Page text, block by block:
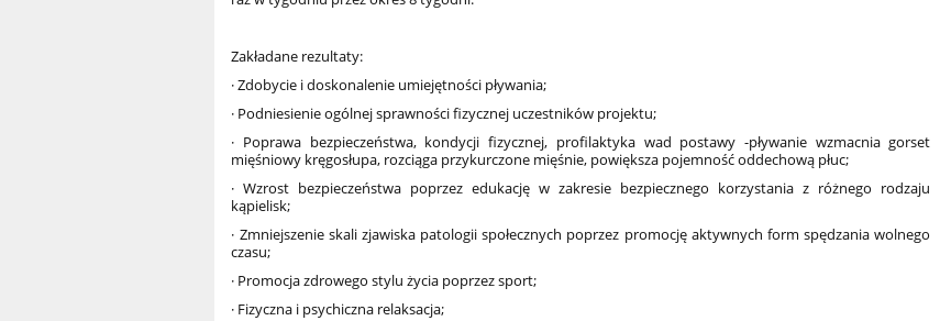
Zakładane rezultaty:
· Zdobycie i doskonalenie umiejętności pływania;
· Podniesienie ogólnej sprawności fizycznej uczestników projektu;
· Poprawa bezpieczeństwa, kondycji fizycznej, profilaktyka wad postawy -pływanie wzmacnia gorset
mięśniowy kręgosłupa, rozciąga przykurczone mięśnie, powiększa pojemność oddechową płuc;
· Wzrost bezpieczeństwa poprzez edukację w zakresie bezpiecznego korzystania z różnego rodzaju
kąpielisk;
· Zmniejszenie skali zjawiska patologii społecznych poprzez promocję aktywnych form spędzania wolnego
czasu;
· Promocja zdrowego stylu życia poprzez sport;
· Fizyczna i psychiczna relaksacja;